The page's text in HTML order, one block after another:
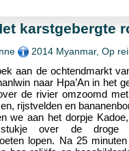
karstgebergte
2014 Myanmar, Op
aan de ochtendmarkt
naar Hpa’An in het
de rivier omzoomd
rijstvelden en
we aan het dorpje
over de droge
lopen. Na 25